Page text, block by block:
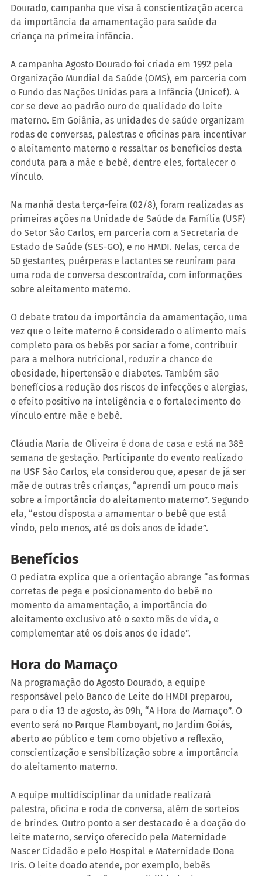
Dourado, campanha que visa à conscientização acerca
da importância da amamentação para saúde da
criança na primeira infância.
A campanha Agosto Dourado foi criada em 1992 pela
Organização Mundial da Saúde (OMS), em parceria com
o Fundo das Nações Unidas para a Infância (Unicef). A
cor se deve ao padrão ouro de qualidade do leite
materno. Em Goiânia, as unidades de saúde organizam
rodas de conversas, palestras e oficinas para incentivar
o aleitamento materno e ressaltar os benefícios desta
conduta para a mãe e bebê, dentre eles, fortalecer o
vínculo.
Na manhã desta terça-feira (02/8), foram realizadas as
primeiras ações na Unidade de Saúde da Família (USF)
do Setor São Carlos, em parceria com a Secretaria de
Estado de Saúde (SES-GO), e no HMDI. Nelas, cerca de
50 gestantes, puérperas e lactantes se reuniram para
uma roda de conversa descontraída, com informações
sobre aleitamento materno.
O debate tratou da importância da amamentação, uma
vez que o leite materno é considerado o alimento mais
completo para os bebês por saciar a fome, contribuir
para a melhora nutricional, reduzir a chance de
obesidade, hipertensão e diabetes. Também são
benefícios a redução dos riscos de infecções e alergias,
o efeito positivo na inteligência e o fortalecimento do
vínculo entre mãe e bebê.
Cláudia Maria de Oliveira é dona de casa e está na 38ª
semana de gestação. Participante do evento realizado
na USF São Carlos, ela considerou que, apesar de já ser
mãe de outras três crianças, “aprendi um pouco mais
sobre a importância do aleitamento materno”. Segundo
ela, “estou disposta a amamentar o bebê que está
vindo, pelo menos, até os dois anos de idade”.
Benefícios
O pediatra explica que a orientação abrange “as formas
corretas de pega e posicionamento do bebê no
momento da amamentação, a importância do
aleitamento exclusivo até o sexto mês de vida, e
complementar até os dois anos de idade”.
Hora do Mamaço
Na programação do Agosto Dourado, a equipe
responsável pelo Banco de Leite do HMDI preparou,
para o dia 13 de agosto, às 09h, “A Hora do Mamaço”. O
evento será no Parque Flamboyant, no Jardim Goiás,
aberto ao público e tem como objetivo a reflexão,
conscientização e sensibilização sobre a importância
do aleitamento materno.
A equipe multidisciplinar da unidade realizará
palestra, oficina e roda de conversa, além de sorteios
de brindes. Outro ponto a ser destacado é a doação do
leite materno, serviço oferecido pela Maternidade
Nascer Cidadão e pelo Hospital e Maternidade Dona
Iris. O leite doado atende, por exemplo, bebês